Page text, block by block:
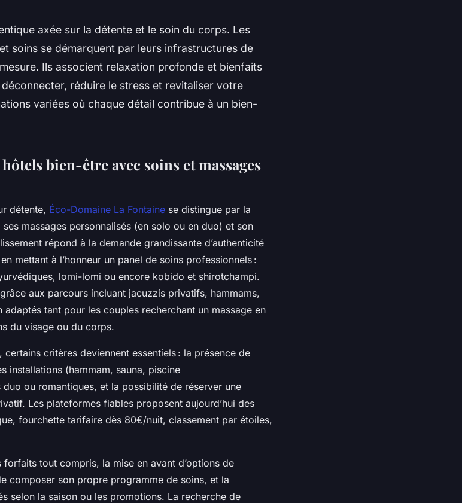
axée sur la détente et le soin du corps. Les
soins se démarquent par leurs infrastructures de
Ils associent relaxation profonde et bienfaits
réduire le stress et revitaliser votre
variées où chaque détail contribue à un bien-
bien-être avec soins et massages
détente, Éco-Domaine La Fontaine se distingue par la
massages personnalisés (en solo ou en duo) et son
répond à la demande grandissante d’authenticité
mettant à l’honneur un panel de soins professionnels :
lomi-lomi ou encore kobido et shirotchampi.
aux parcours incluant jacuzzis privatifs, hammams,
tant pour les couples recherchant un massage en
du visage ou du corps.
critères deviennent essentiels : la présence de
installations (hammam, sauna, piscine
ou romantiques, et la possibilité de réserver une
Les plateformes fiables proposent aujourd’hui des
fourchette tarifaire dès 80€/nuit, classement par étoiles,
tout compris, la mise en avant d’options de
composer son propre programme de soins, et la
selon la saison ou les promotions. La recherche de